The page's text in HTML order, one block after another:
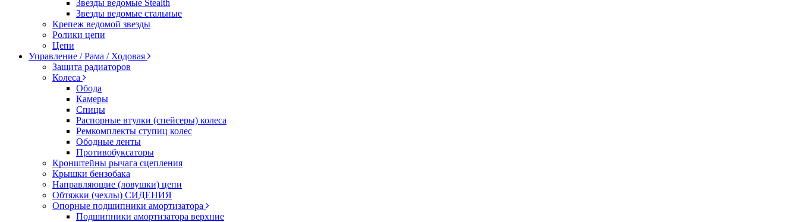
Звезды ведомые Stealth
Звезды ведомые стальные
Крепеж ведомой звезды
Ролики цепи
Цепи
Управление / Рама / Ходовая
Защита радиаторов
Колеса
Обода
Камеры
Спицы
Распорные втулки (спейсеры) колеса
Ремкомплекты ступиц колес
Ободные ленты
Противобуксаторы
Кронштейны рычага сцепления
Крышки бензобака
Направляющие (ловушки) цепи
Обтяжки (чехлы) СИДЕНИЯ
Опорные подшипники амортизатора
Подшипники амортизатора верхние